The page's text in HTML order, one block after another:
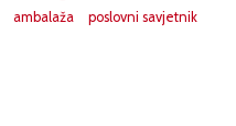
ambalaža
poslovni savjetnik